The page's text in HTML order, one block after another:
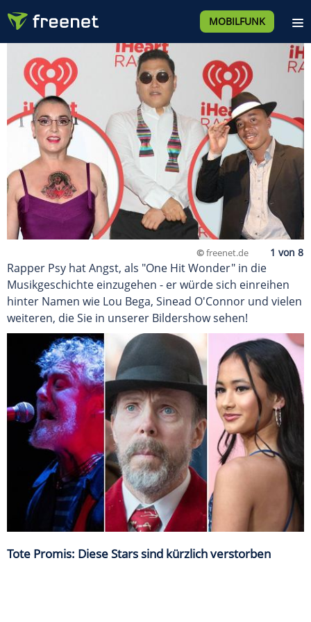
MOBILFUNK
©freenet.de
Rapper Psy hat Angst, als "One Hit Wonder" in die
Musikgeschichte einzugehen - er würde sich einreihen
hinter Namen wie Lou Bega, Sinead O'Connor und vielen
weiteren, die Sie in unserer Bildershow sehen!
Tote Promis: Diese Stars sind kürzlich verstorben